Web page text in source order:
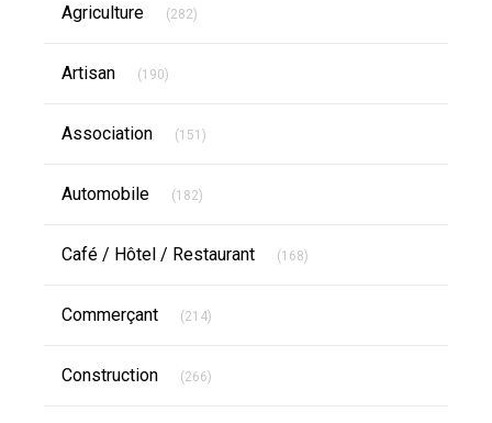
Agriculture (282)
Artisan (190)
Association (151)
Automobile (182)
Café / Hôtel / Restaurant (168)
Commerçant (214)
Construction (266)